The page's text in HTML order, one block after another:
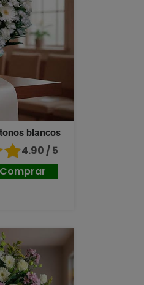
blancos
4.90 / 5
Comprar